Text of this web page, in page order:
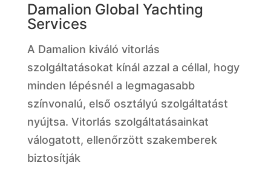
Damalion Global Yachting
Services
A Damalion kiváló vitorlás
szolgáltatásokat kínál azzal a céllal, hogy
minden lépésnél a legmagasabb
színvonalú, első osztályú szolgáltatást
nyújtsa. Vitorlás szolgáltatásainkat
válogatott, ellenőrzött szakemberek
biztosítják